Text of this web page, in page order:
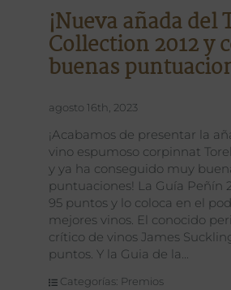
¡Nueva añada del
Collection 2012 y
buenas
agosto 16th, 2023
¡Acabamos de presentar la
vino espumoso corpinnat
y ya ha conseguido muy
puntuaciones! La Guía Peñín
95 puntos y lo coloca en el
mejores vinos. El conocido
crítico de vinos James
puntos. Y la Guia de la
Categorías: Premios